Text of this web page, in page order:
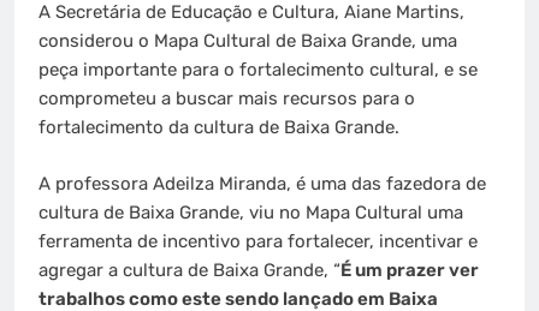
A Secretária de Educação e Cultura, Aiane Martins,
considerou o Mapa Cultural de Baixa Grande, uma
peça importante para o fortalecimento cultural, e se
comprometeu a buscar mais recursos para o
fortalecimento da cultura de Baixa Grande.
A professora Adeilza Miranda, é uma das fazedora de
cultura de Baixa Grande, viu no Mapa Cultural uma
ferramenta de incentivo para fortalecer, incentivar e
agregar a cultura de Baixa Grande, “É um prazer ver
trabalhos como este sendo lançado em Baixa